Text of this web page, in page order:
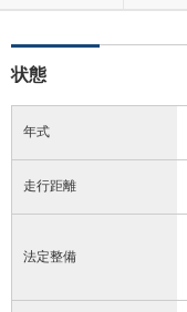
状態
年式
走行距離
法定整備